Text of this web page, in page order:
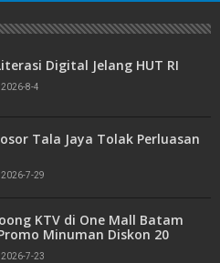
Digital Jelang HUT RI
2026-8-4
Tala Jaya Tolak Perluasan
2026-7-29
KTV di One Mall Batam
Minuman Diskon 20
2026-7-23